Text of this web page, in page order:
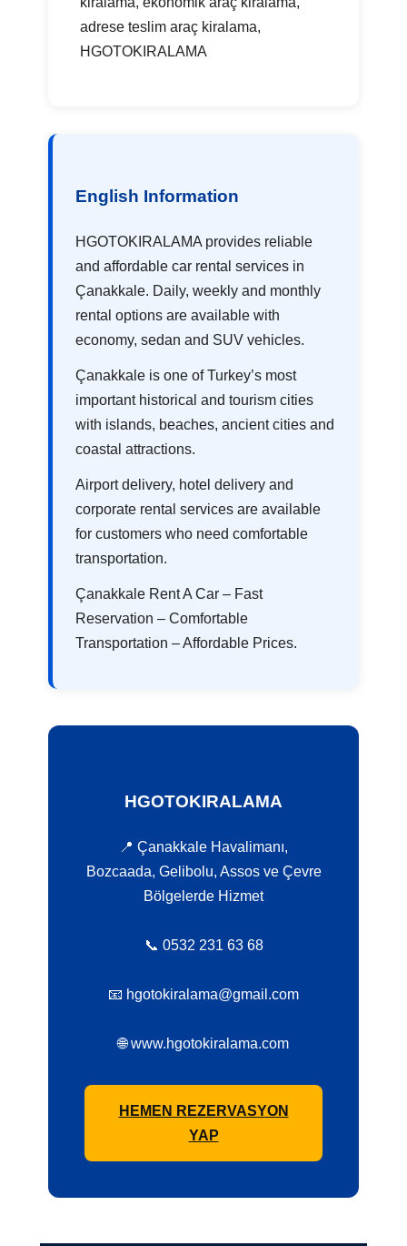
adrese teslim araç kiralama,
HGOTOKIRALAMA
English Information
HGOTOKIRALAMA provides reliable
and affordable car rental services in
Çanakkale. Daily, weekly and monthly
rental options are available with
economy, sedan and SUV vehicles.
Çanakkale is one of Turkey’s most
important historical and tourism cities
with islands, beaches, ancient cities and
coastal attractions.
Airport delivery, hotel delivery and
corporate rental services are available
for customers who need comfortable
transportation.
Çanakkale Rent A Car – Fast
Reservation – Comfortable
Transportation – Affordable Prices.
HGOTOKIRALAMA
📍 Çanakkale Havalimanı,
Bozcaada, Gelibolu, Assos ve Çevre
Bölgelerde Hizmet
📞 0532 231 63 68
📧 hgotokiralama@gmail.com
🌐 www.hgotokiralama.com
HEMEN REZERVASYON
YAP